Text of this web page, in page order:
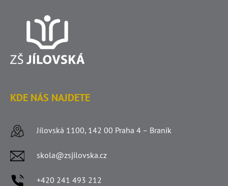
KDE NÁS NAJDETE
Jílovská 1100, 142 00 Praha 4 – Braník
skola@zsjilovska.cz
+420 241 493 212